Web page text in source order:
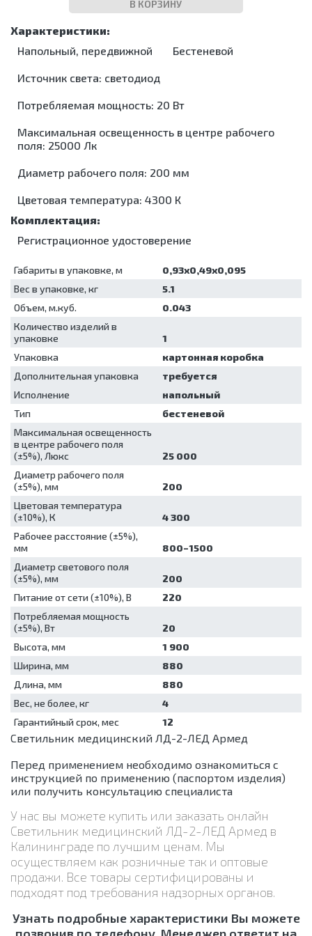
Мойки для
эндоскопов
Ультразвуковые
мойки
машины
для
отходов
хранения
Шкафы
Кипятильники
дезинфекционные
Контейнеры
для
Коробки
стерилизационные
Машины
моюще-
дезинфицирующие
эндоскопов
Ультразвуковые
мойки
Упаковочные
Установки
для
обеззараживания
медицинских
отходов
Шкафы для
хранения
эндоскопов
Шкафы
бактерицидные
Облучатели
бактерицидные
Аппараты
аэрозольной
дезинфекции
Холтеры и
Кресла
Барани
мониторы
кровоостанавливающие
Ларингоскопы
Термоконтейнеры
лабораторные
В КОРЗИНУ
Напольный, передвижной Бестеневой
Источник света: светодиод
Потребляемая мощность: 20 Вт
Максимальная освещенность в центре рабочего
поля: 25000 Лк
Диаметр рабочего поля: 200 мм
Цветовая температура: 4300 К
Регистрационное удостоверение
Габариты в упаковке, м
0,93х0,49х0,095
Вес в упаковке, кг
5.1
Объем, м.куб.
0.043
Количество изделий в
упаковке
1
Упаковка
картонная коробка
Дополнительная упаковка
требуется
Исполнение
напольный
Тип
бестеневой
Максимальная освещенность
в центре рабочего поля
(±5%), Люкс
25 000
Диаметр рабочего поля
(±5%), мм
200
Цветовая температура
(±10%), К
4 300
Рабочее расстояние (±5%),
мм
800–1500
Диаметр светового поля
(±5%), мм
200
Питание от сети (±10%), В
220
Потребляемая мощность
(±5%), Вт
20
Высота, мм
1 900
Ширина, мм
880
Длина, мм
880
Вес, не более, кг
4
Гарантийный срок, мес
12
Светильник медицинский ЛД-2-ЛЕД Армед
Перед применением необходимо ознакомиться с
инструкцией по применению (паспортом изделия)
или получить консультацию специалиста
У нас вы можете купить или заказать онлайн
Светильник медицинский ЛД-2-ЛЕД Армед в
Калининграде по лучшим ценам. Мы
осуществляем как розничные так и оптовые
продажи. Все товары сертифицированы и
подходят под требования надзорных органов.
Узнать подробные характеристики Вы можете